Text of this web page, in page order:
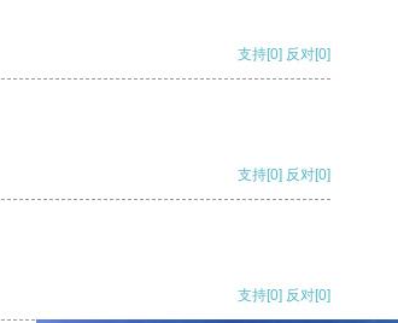
支持[0] 反对[0]
支持[0] 反对[0]
支持[0] 反对[0]